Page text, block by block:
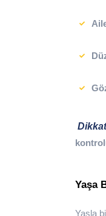
Yaşa
Yaşla